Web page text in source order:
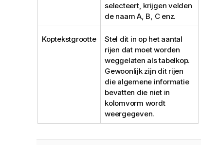
selecteert, krijgen velden
de naam A, B, C enz.
Koptekstgrootte
Stel dit in op het aantal
rijen dat moet worden
weggelaten als tabelkop.
Gewoonlijk zijn dit rijen
die algemene informatie
bevatten die niet in
kolomvorm wordt
weergegeven.